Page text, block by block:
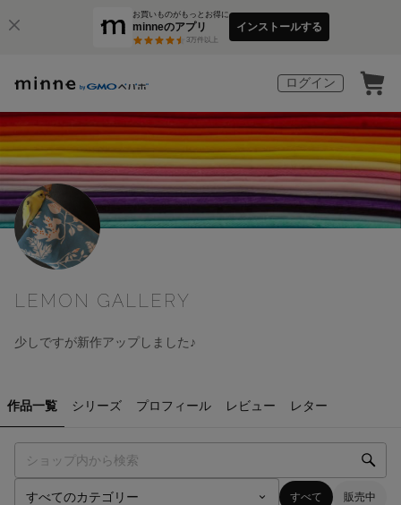
お買いものがもっとお得に
minneのアプリ
3万件以上
インストールする
ログイン
LEMON GALLERY
少しですが新作アップしました♪
作品一覧 シリーズ プロフィール レビュー レター
すべて 販売中